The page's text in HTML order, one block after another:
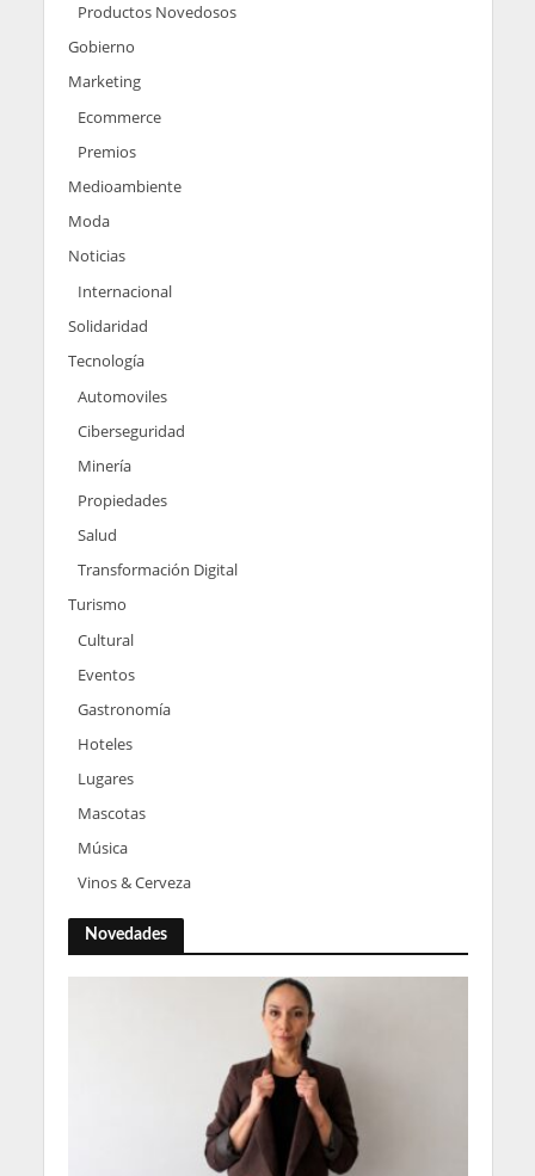
Productos Novedosos
Gobierno
Marketing
Ecommerce
Premios
Medioambiente
Moda
Noticias
Internacional
Solidaridad
Tecnología
Automoviles
Ciberseguridad
Minería
Propiedades
Salud
Transformación Digital
Turismo
Cultural
Eventos
Gastronomía
Hoteles
Lugares
Mascotas
Música
Vinos & Cerveza
Novedades